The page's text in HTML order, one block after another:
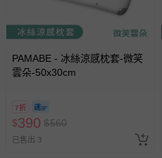
PAMABE - 冰絲涼感枕套-微笑
雲朵-50x30cm
7折
$390 $560
已售出 3